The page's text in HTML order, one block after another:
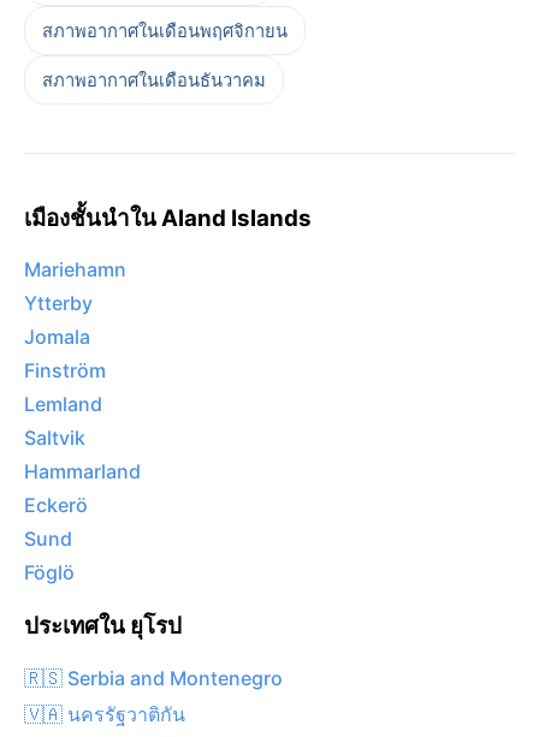
สภาพอากาศในเดือนพฤศจิกายน
สภาพอากาศในเดือนธันวาคม
เมืองชั้นนำใน Aland Islands
Mariehamn
Ytterby
Jomala
Finström
Lemland
Saltvik
Hammarland
Eckerö
Sund
Föglö
ประเทศใน ยุโรป
🇷🇸 Serbia and Montenegro
🇻🇦 นครรัฐวาติกัน